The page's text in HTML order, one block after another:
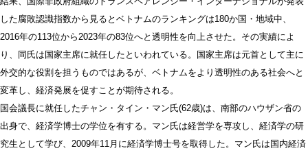
した腐敗認識指数から見るとベトナムのランキングは180か国・地域中、
2016年の113位から2023年の83位へと透明性を向上させた。その実績によ
り、同氏は国家主席に就任したといわれている。国家主席は元首として主に
外交的な役割を担うものではあるが、ベトナムをより透明性のある社会へと
変革し、経済発展を促すことが期待される。
国会議長に就任したチャン・タイン・マン氏(62歳)は、南部のハウザン省の
出身で、経済学博士の学位を有する。マン氏は経営学を専攻し、経済学の研
究生として学び、2009年11月に経済学博士号を取得した。マン氏は国内経済